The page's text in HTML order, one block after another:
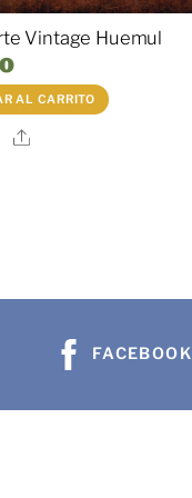
Vintage Huemul
AL CARRITO
Share
FACEBOOK